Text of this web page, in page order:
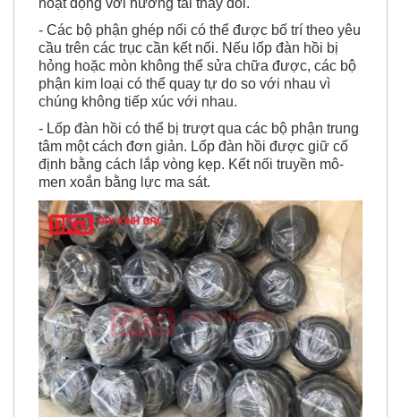
hoạt động với hướng tải thay đổi.
- Các bộ phận ghép nối có thể được bố trí theo yêu
cầu trên các trục cần kết nối. Nếu lốp đàn hồi bị
hỏng hoặc mòn không thể sửa chữa được, các bộ
phận kim loại có thể quay tự do so với nhau vì
chúng không tiếp xúc với nhau.
- Lốp đàn hồi có thể bị trượt qua các bộ phận trung
tâm một cách đơn giản. Lốp đàn hồi được giữ cố
định bằng cách lắp vòng kẹp. Kết nối truyền mô-
men xoắn bằng lực ma sát.